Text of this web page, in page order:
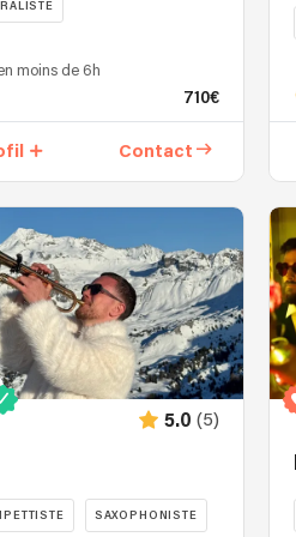
moins de 6h
710€
Contact
5.0 (5)
SAXOPHONISTE